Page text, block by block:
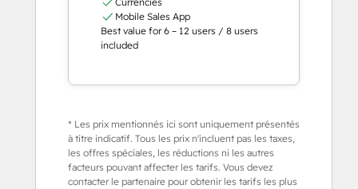
Mobile Sales App
Best value for 6 – 12 users / 8 users
included
* Les prix mentionnés ici sont uniquement présentés
à titre indicatif. Tous les prix n'incluent pas les taxes,
les offres spéciales, les réductions ni les autres
facteurs pouvant affecter les tarifs. Vous devez
contacter le partenaire pour obtenir les tarifs les plus